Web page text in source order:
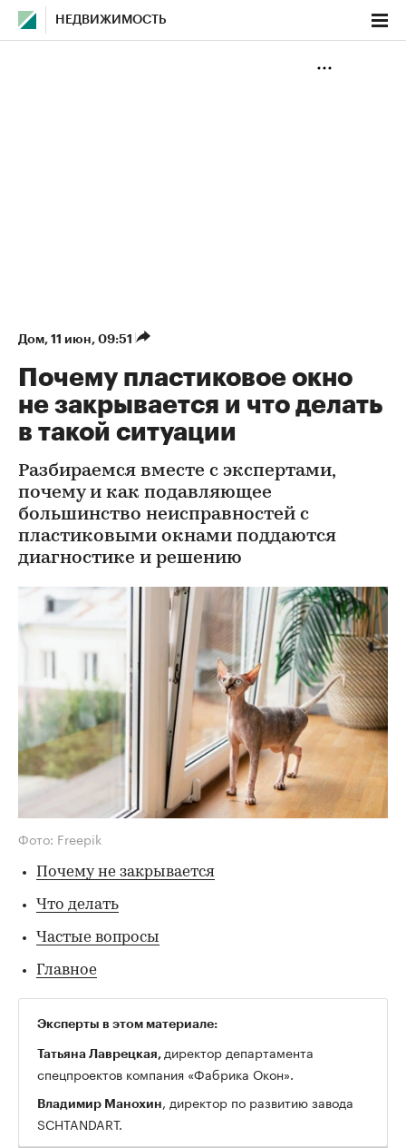
НЕДВИЖИМОСТЬ
Дом⁠, 11 июн, 09:51
Почему пластиковое окно
не закрывается и что делать
в такой ситуации
Разбираемся вместе с экспертами,
почему и как подавляющее
большинство неисправностей с
пластиковыми окнами поддаются
диагностике и решению
Фото: Freepik
Почему не закрывается
Что делать
Частые вопросы
Главное
Эксперты в этом материале:
Татьяна Лаврецкая, директор департамента
спецпроектов компания «Фабрика Окон».
Владимир Манохин, директор по развитию завода
SCHTANDART.